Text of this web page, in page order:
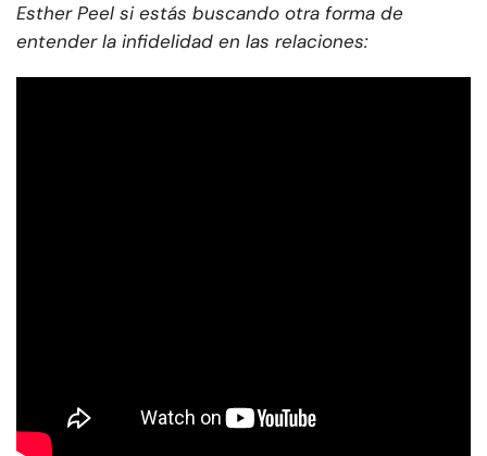
Esther Peel si estás buscando otra forma de
entender la infidelidad en las relaciones: